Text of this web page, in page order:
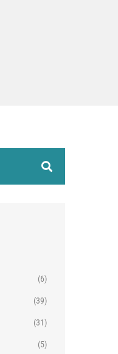
(6)
(39)
(31)
(5)